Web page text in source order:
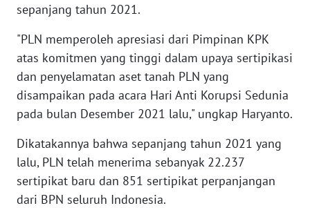
sepanjang tahun 2021.
"PLN memperoleh apresiasi dari Pimpinan KPK
atas komitmen yang tinggi dalam upaya sertipikasi
dan penyelamatan aset tanah PLN yang
disampaikan pada acara Hari Anti Korupsi Sedunia
pada bulan Desember 2021 lalu," ungkap Haryanto.
Dikatakannya bahwa sepanjang tahun 2021 yang
lalu, PLN telah menerima sebanyak 22.237
sertipikat baru dan 851 sertipikat perpanjangan
dari BPN seluruh Indonesia.
WN
WN
KEPRI
WN
WN
PAPUA
BARAT